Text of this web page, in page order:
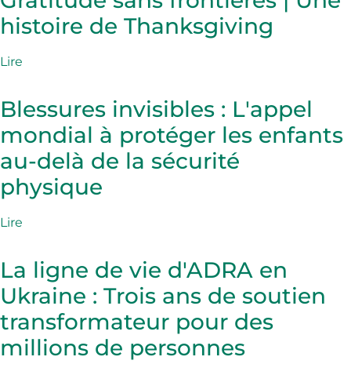
histoire de Thanksgiving
Lire
Blessures invisibles : L'appel
mondial à protéger les enfants
au-delà de la sécurité
physique
Lire
La ligne de vie d'ADRA en
Ukraine : Trois ans de soutien
transformateur pour des
millions de personnes